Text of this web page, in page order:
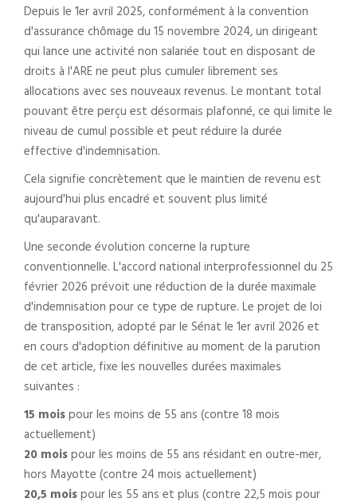
Depuis le 1er avril 2025, conformément à la convention
d'assurance chômage du 15 novembre 2024, un dirigeant
qui lance une activité non salariée tout en disposant de
droits à l'ARE ne peut plus cumuler librement ses
allocations avec ses nouveaux revenus. Le montant total
pouvant être perçu est désormais plafonné, ce qui limite le
niveau de cumul possible et peut réduire la durée
effective d'indemnisation.
Cela signifie concrètement que le maintien de revenu est
aujourd'hui plus encadré et souvent plus limité
qu'auparavant.
Une seconde évolution concerne la rupture
conventionnelle. L'accord national interprofessionnel du 25
février 2026 prévoit une réduction de la durée maximale
d'indemnisation pour ce type de rupture. Le projet de loi
de transposition, adopté par le Sénat le 1er avril 2026 et
en cours d'adoption définitive au moment de la parution
de cet article, fixe les nouvelles durées maximales
suivantes :
15 moispour les moins de 55 ans (contre 18 mois
actuellement)
20 moispour les moins de 55 ans résidant en outre-mer,
hors Mayotte (contre 24 mois actuellement)
20,5 moispour les 55 ans et plus (contre 22,5 mois pour